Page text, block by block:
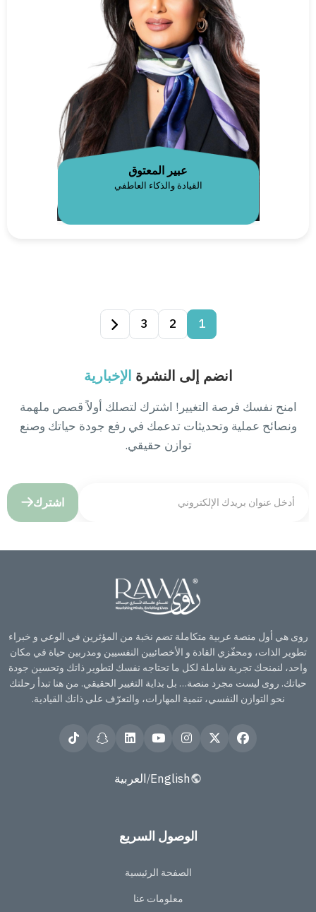
عبير المعتوق
القيادة والذكاء العاطفي
1
2
3
انضم إلى النشرة الإخبارية
امنح نفسك فرصة التغيير! اشترك لتصلك أولاً قصص ملهمة
ونصائح عملية وتحديثات تدعمك في رفع جودة حياتك وصنع
توازن حقيقي.
اشترك
روى هي أول منصة عربية متكاملة تضم نخبة من المؤثرين في الوعي و خبراء
تطوير الذات، ومحفّزي القادة و الأخصائيين النفسيين ومدربين حياة في مكان
واحد، لنمنحك تجربة شاملة لكل ما تحتاجه نفسك لتطوير ذاتك وتحسين جودة
حياتك. روى ليست مجرد منصة… بل بداية التغيير الحقيقي. من هنا تبدأ رحلتك
نحو التوازن النفسي، تنمية المهارات، والتعرّف على ذاتك القيادية.
English
/العربية
الوصول السريع
الصفحة الرئيسية
معلومات عنا